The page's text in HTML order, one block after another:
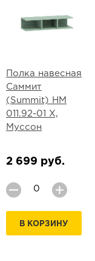
Полка навесная
Саммит
(Summit) НМ
011.92-01 Х,
Муссон
2 699 руб.
В КОРЗИНУ